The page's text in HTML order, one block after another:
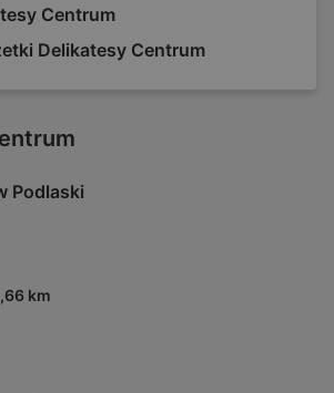
Centrum
Delikatesy Centrum
Podlaski
km